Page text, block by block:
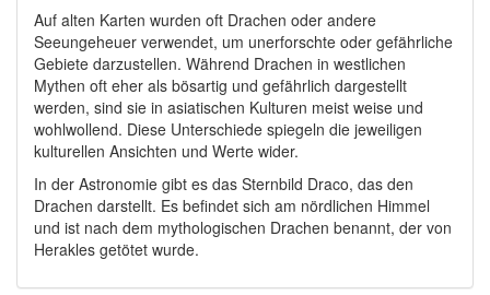
Auf alten Karten wurden oft Drachen oder andere
Seeungeheuer verwendet, um unerforschte oder gefährliche
Gebiete darzustellen. Während Drachen in westlichen
Mythen oft eher als bösartig und gefährlich dargestellt
werden, sind sie in asiatischen Kulturen meist weise und
wohlwollend. Diese Unterschiede spiegeln die jeweiligen
kulturellen Ansichten und Werte wider.
In der Astronomie gibt es das Sternbild Draco, das den
Drachen darstellt. Es befindet sich am nördlichen Himmel
und ist nach dem mythologischen Drachen benannt, der von
Herakles getötet wurde.